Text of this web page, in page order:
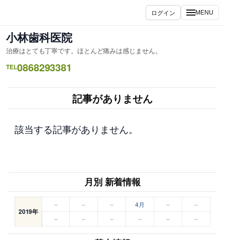
ス
キ
ッ
ログイン MENU
小林歯科医院
治療はとても丁寧です。ほとんど痛みは感じません。
TEL0868293381
記事がありません
該当する記事がありません。
月別 新着情報
2019年
– – – 4月 –
–
–
– – – – –